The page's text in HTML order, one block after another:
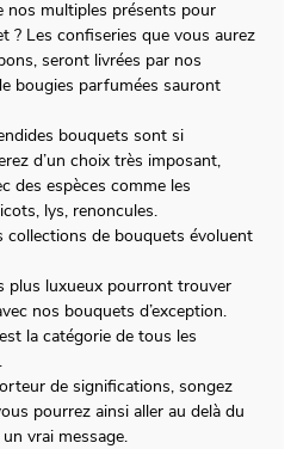
nos multiples présents pour
? Les confiseries que vous aurez
seront livrées par nos
bougies parfumées sauront
bouquets sont si
d’un choix très imposant,
des espèces comme les
lys, renoncules.
collections de bouquets évoluent
plus luxueux pourront trouver
nos bouquets d’exception.
la catégorie de tous les
de significations, songez
pourrez ainsi aller au delà du
vrai message.